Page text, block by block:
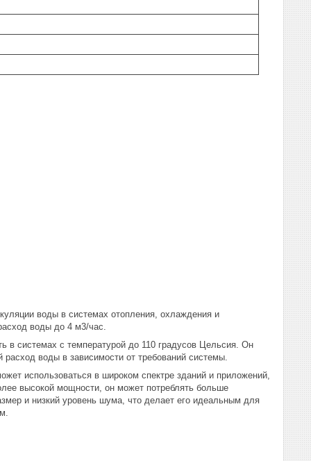
воды в системах отопления, охлаждения и
воды до 4 м3/час.
системах с температурой до 110 градусов Цельсия. Он
воды в зависимости от требований системы.
использоваться в широком спектре зданий и приложений,
высокой мощности, он может потреблять больше
и низкий уровень шума, что делает его идеальным для